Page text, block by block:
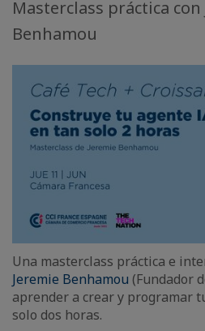
Masterclass práctica con
Benhamou
Una masterclass práctica e
Jeremie Benhamou (Fundador
aprender a crear y programar
solo dos horas.